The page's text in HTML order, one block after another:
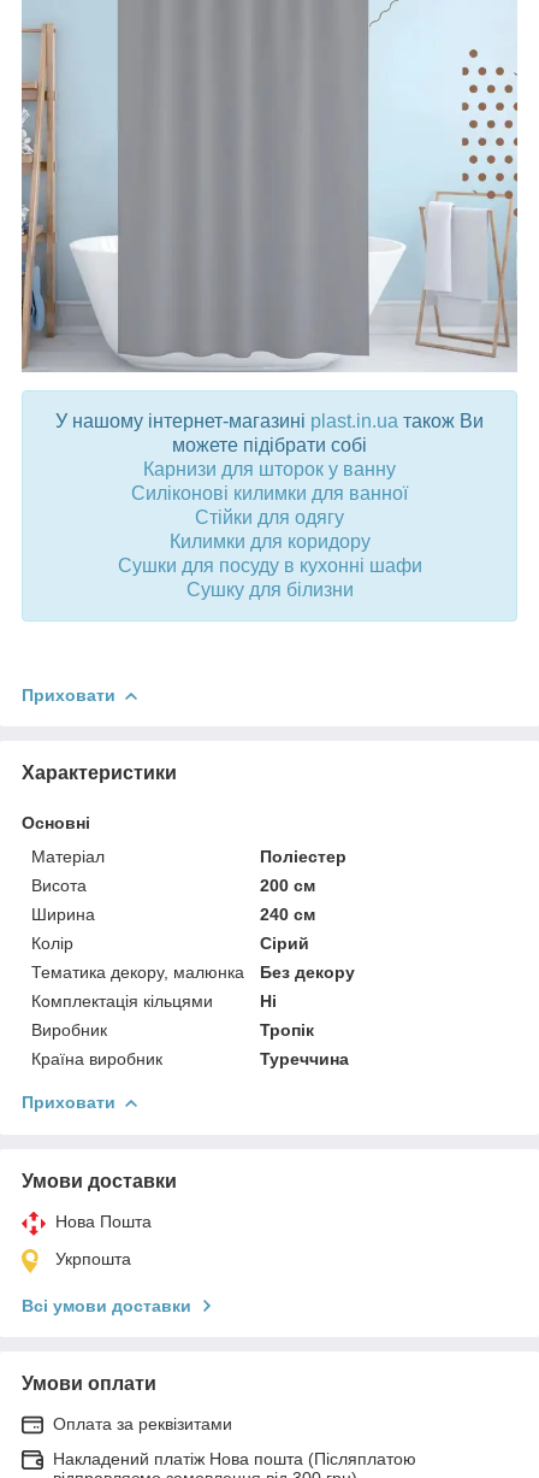
У нашому інтернет-магазині plast.in.ua також Ви
можете підібрати собі
Карнизи для шторок у ванну
Силіконові килимки для ванної
Стійки для одягу
Килимки для коридору
Сушки для посуду в кухонні шафи
Сушку для білизни
Приховати
Характеристики
Основні
Матеріал
Поліестер
Висота
200 см
Ширина
240 см
Колір
Сірий
Тематика декору, малюнка
Без декору
Комплектація кільцями
Ні
Виробник
Тропік
Країна виробник
Туреччина
Приховати
Умови доставки
Нова Пошта
Укрпошта
Всі умови доставки
Умови оплати
Оплата за реквізитами
Накладений платіж Нова пошта (Післяплатою